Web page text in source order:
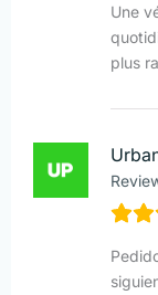
Une
plus